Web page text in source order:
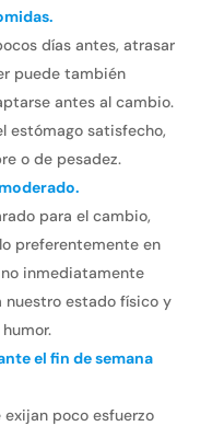
días antes, atrasar
puede también
antes al cambio.
estómago satisfecho,
o de pesadez.
para el cambio,
preferentemente en
inmediatamente
nuestro estado físico y
el fin de semana
poco esfuerzo